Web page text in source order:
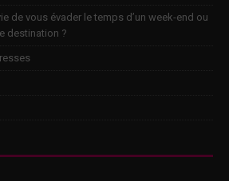
de vous évader le temps d’un week-end ou
destination ?